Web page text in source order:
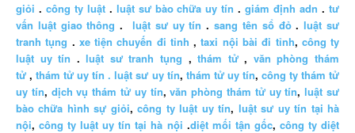
giỏi . công ty luật. luật sư bào chữa uy tín .giám định adn .tư
vấn luật giao thông . luật sư uy tín .sang tên sổ đỏ.luật sư
tranh tụng . xe tiện chuyến đi tỉnh ,taxi nội bài đi tỉnh, công ty
luật uy tín .luật sư tranh tụng ,thám tử, văn phòng thám
tử ,thám tử uy tín . luật sư uy tín, thám tử uy tín, công ty thám tử
uy tín, dịch vụ thám tử uy tín,văn phòng thám tử uy tín,luật sư
bào chữa hình sự giỏi,công ty luật uy tín, luật sư uy tín tại hà
nội,công ty luật uy tín tại hà nội .diệt mối tận gốc, công ty diệt